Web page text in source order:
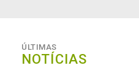
ÚLTIMAS
NOTÍCIAS